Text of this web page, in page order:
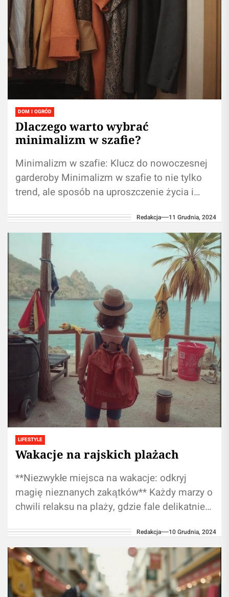
DOM I OGRÓD
Dlaczego warto wybrać
minimalizm w szafie?
Minimalizm w szafie: Klucz do nowoczesnej
garderoby Minimalizm w szafie to nie tylko
trend, ale sposób na uproszczenie życia i
Redakcja 11 Grudnia, 2024
LIFESTYLE
Wakacje na rajskich plażach
**Niezwykłe miejsca na wakacje: odkryj
magię nieznanych zakątków** Każdy marzy o
chwili relaksu na plaży, gdzie fale delikatnie
Redakcja 10 Grudnia, 2024